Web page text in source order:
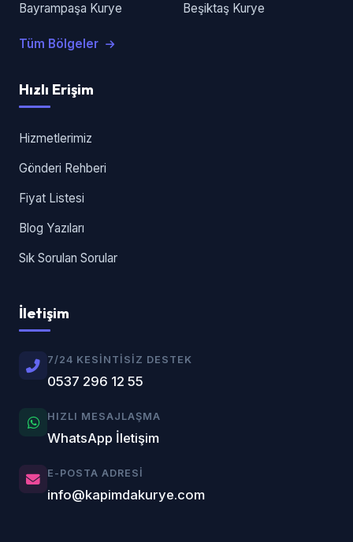
Bayrampaşa Kurye
Beşiktaş Kurye
Tüm Bölgeler
Hızlı Erişim
Hizmetlerimiz
Gönderi Rehberi
Fiyat Listesi
Blog Yazıları
Sık Sorulan Sorular
İletişim
7/24 KESINTISIZ DESTEK
0537 296 12 55
HIZLI MESAJLAŞMA
WhatsApp İletişim
E-POSTA ADRESI
info@kapimdakurye.com